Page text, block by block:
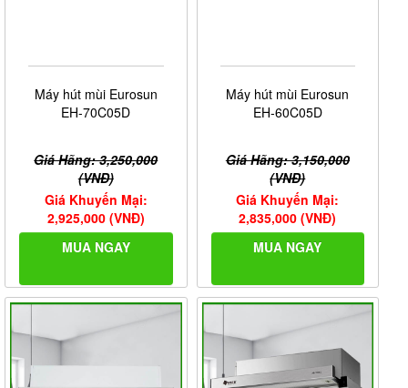
Máy hút mùi Eurosun
EH-70C05D
Giá Hãng: 3,250,000
(VNĐ)
Giá Khuyến Mại:
2,925,000 (VNĐ)
MUA NGAY
Máy hút mùi Eurosun
EH-60C05D
Giá Hãng: 3,150,000
(VNĐ)
Giá Khuyến Mại:
2,835,000 (VNĐ)
MUA NGAY